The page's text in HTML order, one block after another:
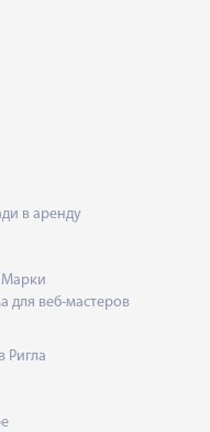
в аренду
Марки
для веб-мастеров
Ригла